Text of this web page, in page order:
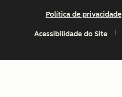
Política de privacidade
Acessibilidade do Site